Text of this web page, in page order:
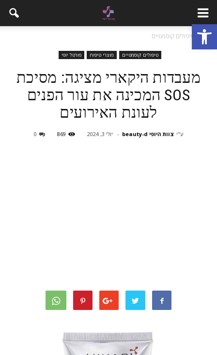
פתח סרגל נגישות
בית טיפולים קוסמטיים
טיפולים קוסמטיים מוצרי טיפוח פורטל יופי
מעבדות היקארי מציגה: מסיכת
SOS המכינה את עור הפנים
לעונת האירועים
ע"י צוות היופי beauty-d - יולי 3, 2024 869
0